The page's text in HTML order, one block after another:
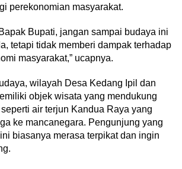
perekonomian masyarakat.
Bupati, jangan sampai budaya ini
tetapi tidak memberi dampak terhadap
masyarakat,” ucapnya.
wilayah Desa Kedang Ipil dan
objek wisata yang mendukung
air terjun Kandua Raya yang
ke mancanegara. Pengunjung yang
biasanya merasa terpikat dan ingin